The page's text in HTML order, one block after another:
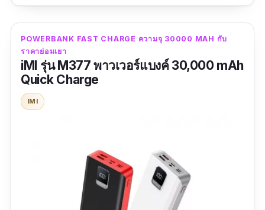
LED บนหน้าจอเพื่อบอกสถานะให้เข้าใจโดยง่าย
อีกด้วย พร้อมวัสดุที่มีความทนทานไม่น้อยเช่นกัน
รีวิว :ใช้ดี ชาร์จเร็ว เข้าเร็ว ขนาดพอเหมาะ น้ำ
หนักก็ประมานนึงแต่ไม่ใช่ปัญหา E30 ใช้แล้วผ่าน
ตัวนั้ ผ่านเช่นกัน E37 เหลือ เทสE36 อีกตัวนึง
ตระกูลนี้บอกเลยว่าดีมาก
POWERBANK FAST CHARGE ความจุ 30000 MAH กับ
ราคาย่อมเยา
iMI รุ่น M377 พาวเวอร์แบงค์ 30,000 mAh
Quick Charge
IMI